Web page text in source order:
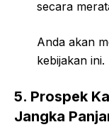
secara
Anda akan
kebijakan ini.
5. Prospek
Jangka